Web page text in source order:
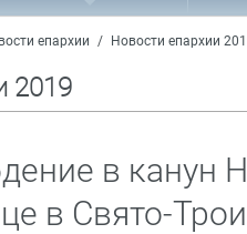
епархии / Новости епархии
2019
в канун
в Свято-